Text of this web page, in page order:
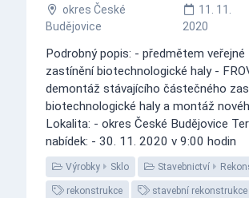
okres České
Budějovice
11. 11.
2020
Podrobný popis: - předmětem veřejné
zastínění biotechnologické haly -
demontáž stávajícího částečného
biotechnologické haly a montáž
Lokalita: - okres České Budějovice
nabídek: - 30. 11. 2020 v 9:00 hodin
Výrobky Sklo Stavebnictví
rekonstrukce stavební rekonstrukce